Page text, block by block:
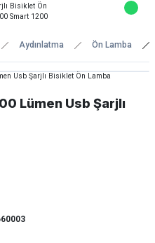
Aydınlatma Ön Lamba
Lümen Usb Şarjlı